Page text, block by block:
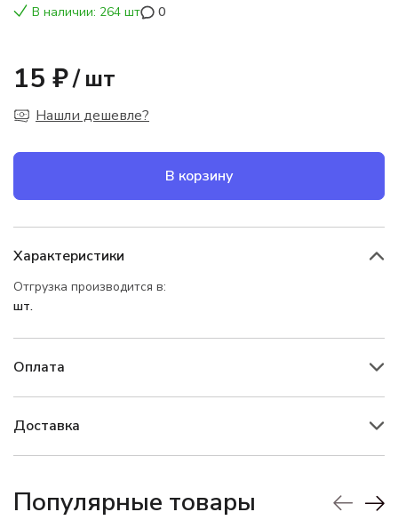
В наличии: 264 шт 0
15 ₽/ шт
Нашли дешевле?
В корзину
Характеристики
Отгрузка производится в:
шт.
Оплата
Доставка
Популярные товары